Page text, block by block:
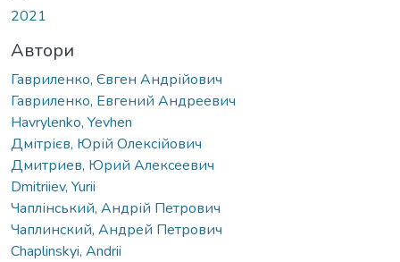
2021
Автори
Гавриленко, Євген Андрійович
Гавриленко, Евгений Андреевич
Havrylenko, Yevhen
Дмітрієв, Юрій Олексійович
Дмитриев, Юрий Алексеевич
Dmitriiev, Yurii
Чаплінський, Андрій Петрович
Чаплинский, Андрей Петрович
Chaplinskyi, Andrii